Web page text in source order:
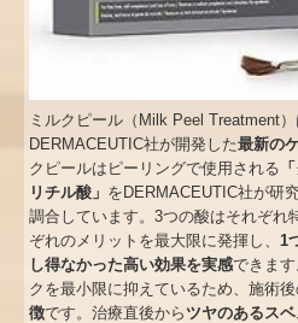
ミルクピール（ Milk Peel Treatment
DERMACEUTIC社が開発した最新の
クピールはピーリングで使用される
リチル酸」 をDERMACEUTIC社が研
調合しています。3つの酸はそれぞれ
ぞれのメリットを最大限に発揮し、 1
し得なかった高い効果を実感できま
クを最小限に抑えているため、施術
徴です。治療直後から ツヤのあるス